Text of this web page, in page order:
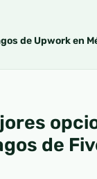
de Upwork en
de